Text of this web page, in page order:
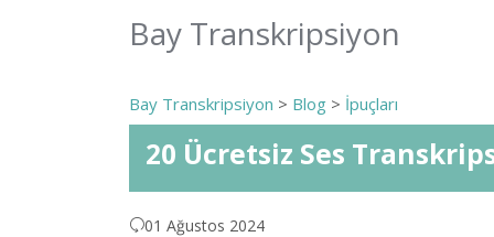
Bay Transkripsiyon
Bay Transkripsiyon > Blog > İpuçları
20 Ücretsiz Ses
01 Ağustos 2024